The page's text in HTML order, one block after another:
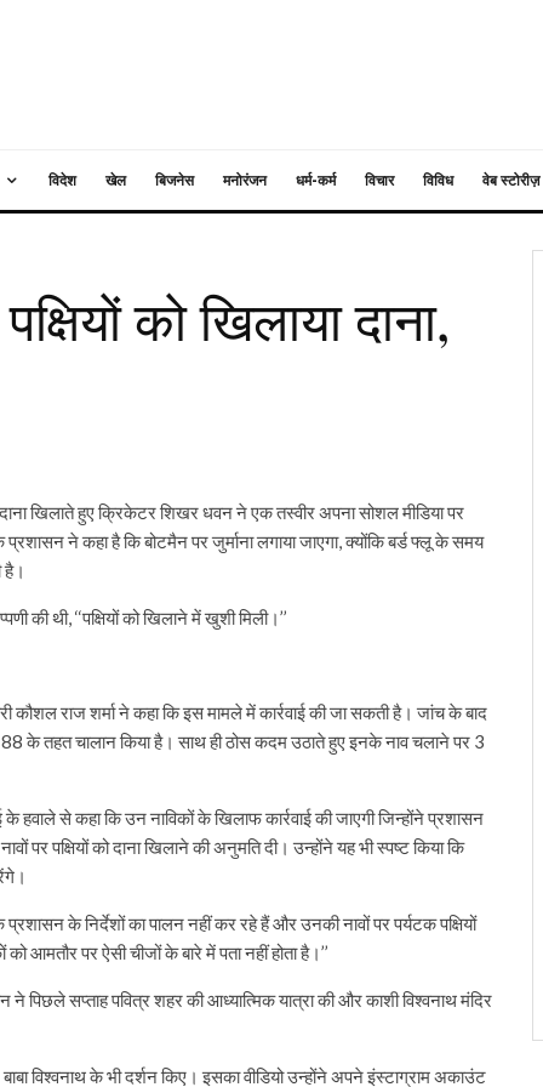
विदेश खेल बिजनेस मनोरंजन धर्म-कर्म विचार विविध वेब स्टोरीज़
को खिलाया दाना,
दाना खिलाते हुए क्रिकेटर शिखर धवन ने एक तस्वीर अपना सोशल मीडिया पर
ने कहा है कि बोटमैन पर जुर्माना लगाया जाएगा, क्योंकि बर्ड फ्लू के समय
है।
की थी, ‘‘पक्षियों को खिलाने में खुशी मिली।’’
राज शर्मा ने कहा कि इस मामले में कार्रवाई की जा सकती है। जांच के बाद
के तहत चालान किया है। साथ ही ठोस कदम उठाते हुए इनके नाव चलाने पर 3
से कहा कि उन नाविकों के खिलाफ कार्रवाई की जाएगी जिन्होंने प्रशासन
पर पक्षियों को दाना खिलाने की अनुमति दी। उन्होंने यह भी स्पष्ट किया कि
के निर्देशों का पालन नहीं कर रहे हैं और उनकी नावों पर पर्यटक पक्षियों
आमतौर पर ऐसी चीजों के बारे में पता नहीं होता है।’’
पिछले सप्ताह पवित्र शहर की आध्यात्मिक यात्रा की और काशी विश्वनाथ मंदिर
विश्वनाथ के भी दर्शन किए। इसका वीडियो उन्होंने अपने इंस्टाग्राम अकाउंट